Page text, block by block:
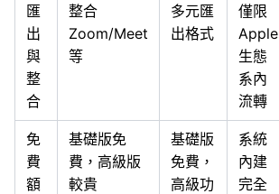
匯
出
與
整
合
整合
Zoom/Meet
等
多元匯
出格式
僅限
Apple
生態
系內
流轉
免
費
額
基礎版免
費，高級版
較貴
基礎版
免費，
高級功
系統
內建
完全